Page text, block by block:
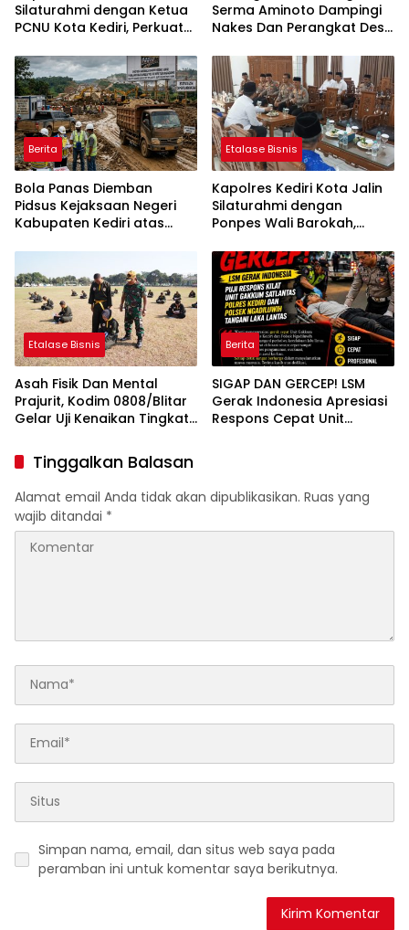
Silaturahmi dengan Ketua
PCNU Kota Kediri, Perkuat
Daerah
Serma Aminoto Dampingi
Nakes Dan Perangkat Desa
Berita
Bola Panas Diemban
Pidsus Kejaksaan Negeri
Kabupaten Kediri atas
Penggunaan Material
Ilegal Proyek Tol Kediri
Oleh PT. HASTARI JAYA
SENTOSA
Etalase Bisnis
Kapolres Kediri Kota Jalin
Silaturahmi dengan
Ponpes Wali Barokah,
Ulama
Etalase Bisnis
Asah Fisik Dan Mental
Prajurit, Kodim 0808/Blitar
Gelar Uji Kenaikan Tingkat
Berita
SIGAP DAN GERCEP! LSM
Gerak Indonesia Apresiasi
Respons Cepat Unit
Penanganan Kecelakaan
Lalu Lintas
Tinggalkan Balasan
Alamat email Anda tidak akan dipublikasikan. Ruas yang
wajib ditandai *
Simpan nama, email, dan situs web saya pada
peramban ini untuk komentar saya berikutnya.